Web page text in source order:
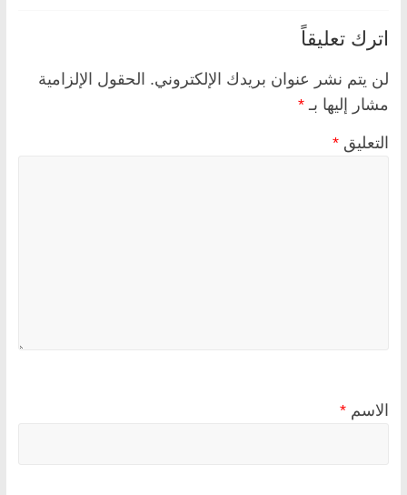
اترك تعليقاً
لن يتم نشر عنوان بريدك الإلكتروني. الحقول الإلزامية
مشار إليها بـ *
التعليق *
الاسم *